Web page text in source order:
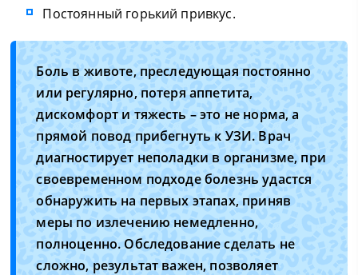
Постоянный горький привкус.
Боль в животе, преследующая постоянно
или регулярно, потеря аппетита,
дискомфорт и тяжесть – это не норма, а
прямой повод прибегнуть к УЗИ. Врач
диагностирует неполадки в организме, при
своевременном подходе болезнь удастся
обнаружить на первых этапах, приняв
меры по излечению немедленно,
полноценно. Обследование сделать не
сложно, результат важен, позволяет